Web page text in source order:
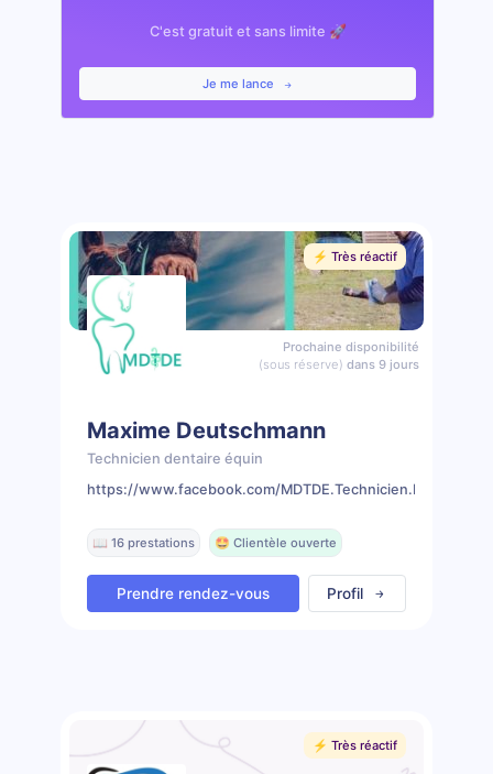
C'est gratuit et sans limite 🚀
Je me lance
⚡️ Très réactif
Prochaine disponibilité
(sous réserve) dans 9 jours
Maxime Deutschmann
Technicien dentaire équin
https://www.facebook.com/
📖 16 prestations 🤩 Clientèle ouverte
Prendre rendez-vous Profil
⚡️ Très réactif